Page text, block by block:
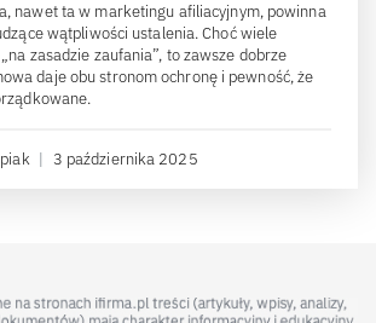
nawet ta w marketingu afiliacyjnym, powinna
wątpliwości ustalenia. Choć wiele
zasadzie zaufania”, to zawsze dobrze
daje obu stronom ochronę i pewność, że
| 3 października 2025